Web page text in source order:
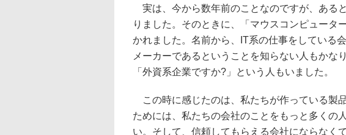
実は、今から数年前のことなのですが、ある
りました。そのときに、「マウスコンピュータ
かれました。名前から、IT系の仕事をしている
メーカーであるということを知らない人もかな
「外資系企業ですか?」という人もいました。
この時に感じたのは、私たちが作っている製
ためには、私たちの会社のことをもっと多くの
い。そして、信頼してもらえる会社にならなく